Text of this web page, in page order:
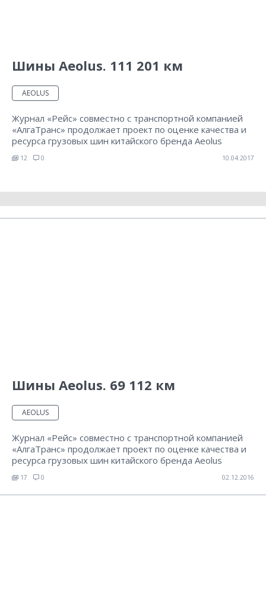
Шины Aeolus. 111 201 км
AEOLUS
Журнал «Рейс» совместно с транспортной компанией
«АлгаТранс» продолжает проект по оценке качества и
ресурса грузовых шин китайского бренда Aeolus
12 0 10.04.2017
Шины Aeolus. 69 112 км
AEOLUS
Журнал «Рейс» совместно с транспортной компанией
«АлгаТранс» продолжает проект по оценке качества и
ресурса грузовых шин китайского бренда Aeolus
17 0 02.12.2016